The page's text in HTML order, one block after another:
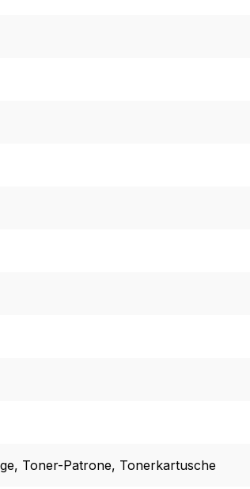
, Toner-Patrone, Tonerkartusche